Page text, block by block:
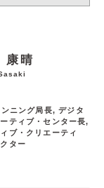
康晴
ニング局長, デジタ
ティブ・センター長,
ブ・クリエーティ
ター